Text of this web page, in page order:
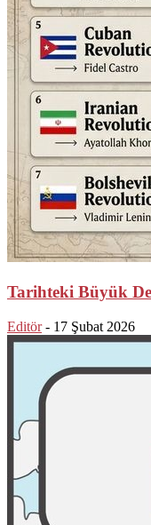
Tarihteki Büyük
Editör - 17 Şubat 2026